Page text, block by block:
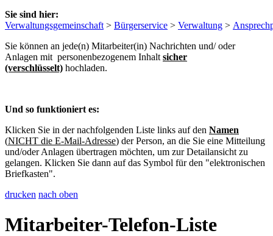
Sie sind hier:
Verwaltungsgemeinschaft > Bürgerservice > Verwaltung >
Sie können an jede(n) Mitarbeiter(in) Nachrichten und/ oder
Anlagen mit personenbezogenem Inhalt sicher
(verschlüsselt) hochladen.
Und so funktioniert es:
Klicken Sie in der nachfolgenden Liste links auf den Namen
(NICHT die E-Mail-Adresse) der Person, an die Sie eine Mitteilung
und/oder Anlagen übertragen möchten, um zur Detailansicht zu
gelangen. Klicken Sie dann auf das Symbol für den "elektronischen
Briefkasten".
drucken nach oben
Mitarbeiter-Telefon-Liste